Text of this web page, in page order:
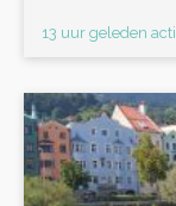
13 uur geleden